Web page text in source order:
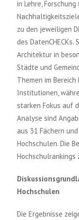
in Lehre,
zu den jeweiligen
des
Architektur in
Städte und
Themen im
Institutionen,
starken Fokus auf
Analyse sind
aus 31 Fächern
Hochschulen. Die
Hochschulen
Die Ergebnisse